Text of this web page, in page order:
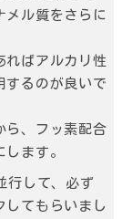
メル質をさらに
ればアルカリ性
するのが良いで
ら、フッ素配合
ます。
行して、必ず
してもらいまし